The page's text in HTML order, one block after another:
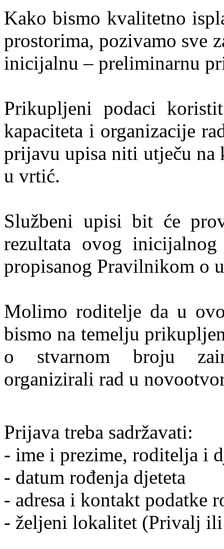
Kako bismo kvalitetno
prostorima, pozivamo sve
inicijalnu – preliminarnu
Prikupljeni podaci
kapaciteta i organizacije
prijavu upisa niti utječu na
u vrtić.
Službeni upisi bit će
rezultata ovog
propisanog Pravilnikom o
Molimo roditelje da u
bismo na temelju
o stvarnom broju
organizirali rad u
Prijava treba sadržavati:
- ime i prezime, roditelja i
- datum rođenja djeteta
- adresa i kontakt podatke
- željeni lokalitet (Privalj